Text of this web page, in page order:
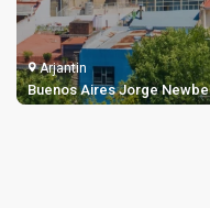
Arjantin
Buenos Aires Jorge